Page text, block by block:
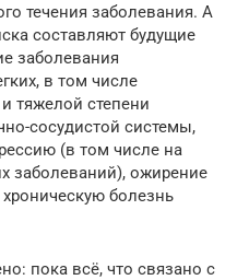
течения заболевания. А
составляют будущие
заболевания
в том числе
тяжелой степени
сосудистой системы,
(в том числе на
заболеваний), ожирение
болезнь
пока всё, что связано с